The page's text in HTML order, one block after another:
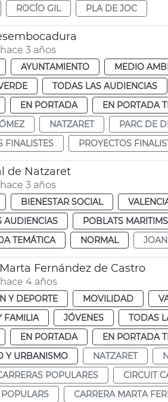
ROCÍO GIL PLA DE JOC
3 años
AYUNTAMIENTO MEDIO
TODAS LAS AUDIENCIAS
EN PORTADA EN PORTADA
NATZARET PARC DE
FINALISTES
PROYECTOS
de Natzaret
3 años
BIENESTAR SOCIAL
AUDIENCIAS
POBLATS MARITIMS
TEMÁTICA
NORMAL
Fernández de Castro
4 años
Y DEPORTE MOVILIDAD
FAMILIA
JÓVENES TODAS
EN PORTADA EN PORTADA
Y URBANISMO
NATZARET
POPULARES
CIRCUIT
CARRERA MARTA